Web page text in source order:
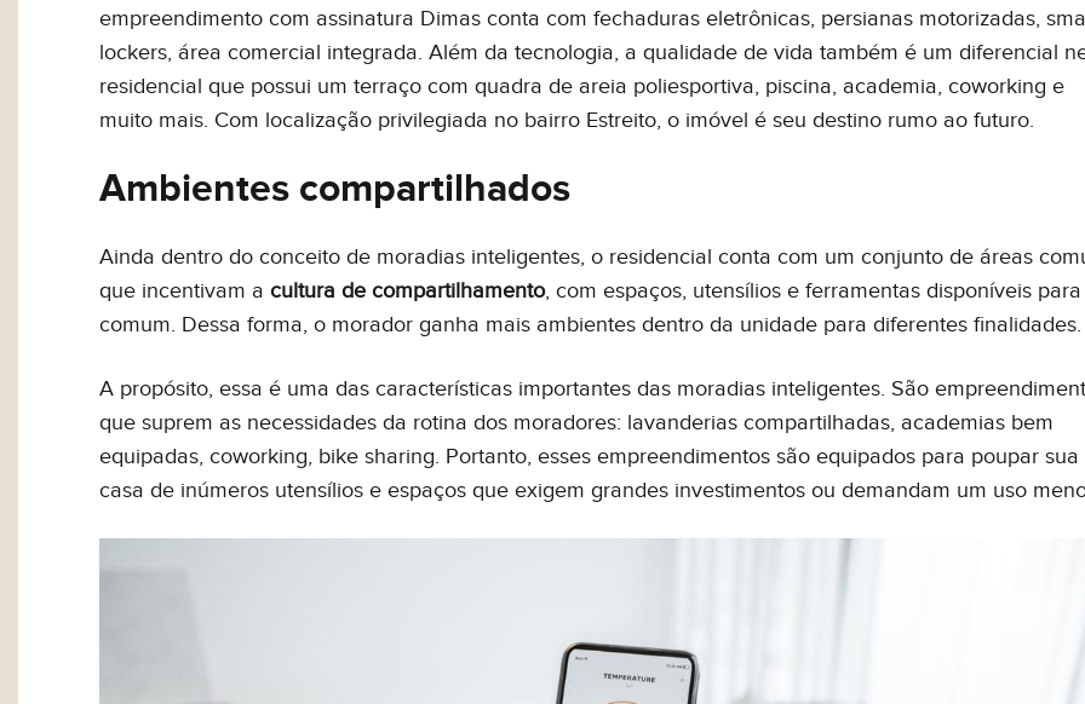
Olá, então, curtiu nosso conteúdo? Tem uma sugestão para nos dar? Quer fazer um elogio à
empreendimento com assinatura Dimas conta com fechaduras eletrônicas, persianas motorizadas,
lockers, área comercial integrada. Além da tecnologia, a qualidade de vida também é um diferencial
residencial que possui um terraço com quadra de areia poliesportiva, piscina, academia, coworking e
muito mais. Com localização privilegiada no bairro Estreito, o imóvel é seu destino rumo ao futuro.
Ambientes compartilhados
Ainda dentro do conceito de moradias inteligentes, o residencial conta com um conjunto de áreas
que incentivam acultura de compartilhamento, com espaços, utensílios e ferramentas disponíveis
comum. Dessa forma, o morador ganha mais ambientes dentro da unidade para diferentes finalidades.
A propósito, essa é uma das características importantes das moradias inteligentes. São
que suprem as necessidades da rotina dos moradores: lavanderias compartilhadas, academias bem
equipadas, coworking, bike sharing. Portanto, esses empreendimentos são equipados para poupar sua
casa de inúmeros utensílios e espaços que exigem grandes investimentos ou demandam um uso